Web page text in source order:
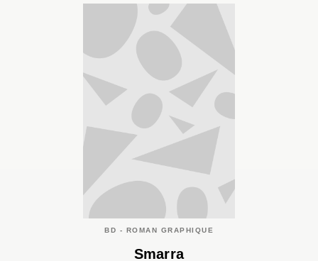
BD - ROMAN GRAPHIQUE
Smarra